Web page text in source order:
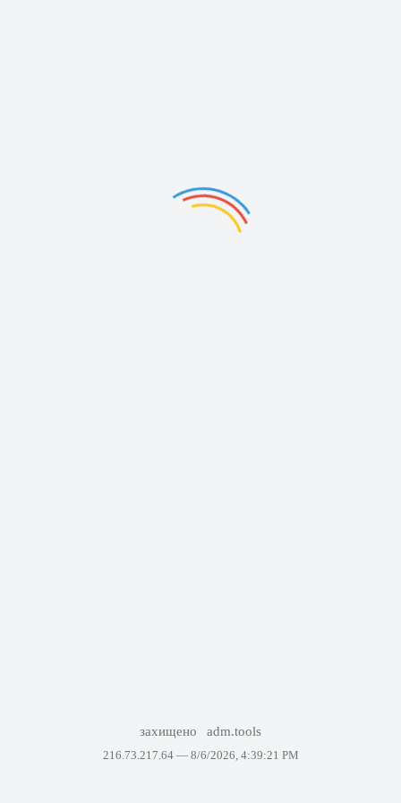
захищено adm.tools
216.73.217.64 — 8/6/2026, 4:39:21 PM